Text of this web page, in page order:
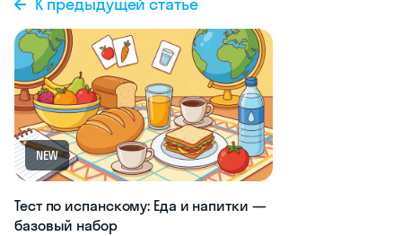
NEW
Тест по испанскому: Еда и напитки —
базовый набор